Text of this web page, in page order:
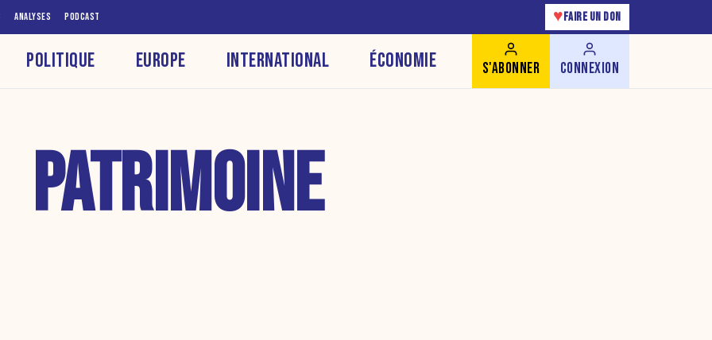
ANALYSES PODCAST ♥ FAIRE UN DON
POLITIQUE EUROPE INTERNATIONAL ÉCONOMIE S'ABONNER CONNEXION
PATRIMOINE